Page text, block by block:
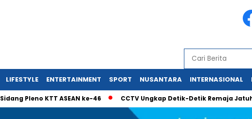
LIFESTYLE ENTERTAINMENT SPORT NUSANTARA INTERNASIONAL
KTT ASEAN ke-46 CCTV Ungkap Detik-Detik Remaja Jatuh Dari